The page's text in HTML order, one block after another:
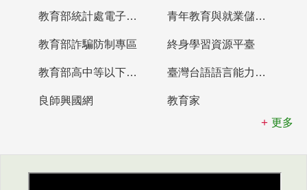
教育部統計處電子書櫃 青年教育與就業儲蓄帳戶
教育部詐騙防制專區 終身學習資源平臺
教育部高中等以下學校及幼兒園教師資格檢定考試 臺灣台語語言能力認證網站
良師興國網
教育家
更多